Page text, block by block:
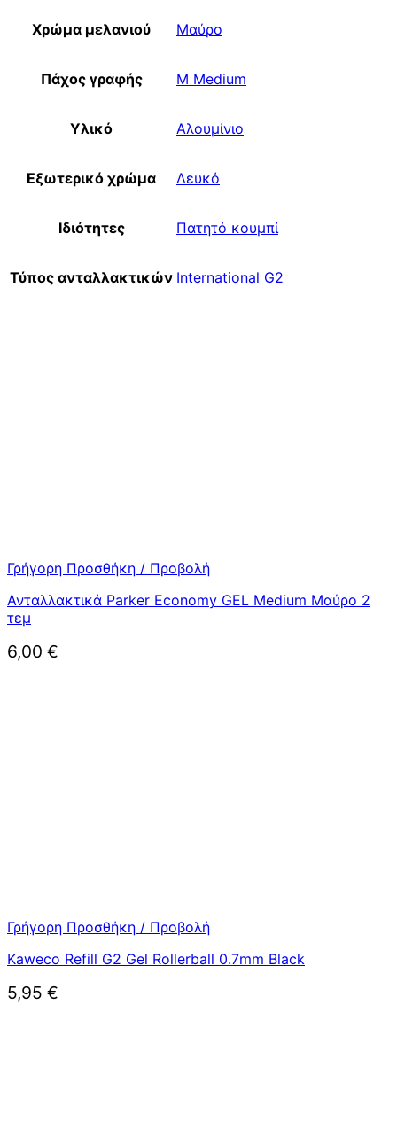
Χρώμα μελανιού Μαύρο
Πάχος γραφής M Medium
Υλικό Αλουμίνιο
Εξωτερικό χρώμα Λευκό
Ιδιότητες Πατητό κουμπί
Τύπος ανταλλακτικών International G2
Γρήγορη Προσθήκη / Προβολή
Ανταλλακτικά Parker Economy GEL Medium Μαύρο 2
τεμ
6,00 €
Γρήγορη Προσθήκη / Προβολή
Kaweco Refill G2 Gel Rollerball 0.7mm Black
5,95 €